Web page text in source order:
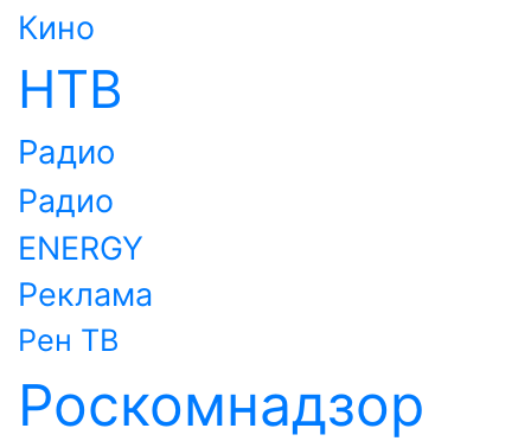
Кино
НТВ
Радио
Радио
ENERGY
Реклама
Рен ТВ
Роскомнадзор